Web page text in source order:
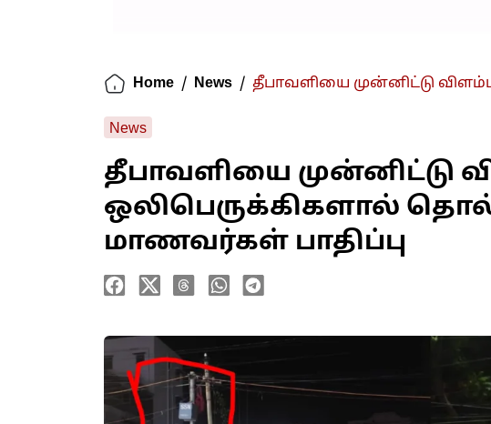
Home / News / தீபாவளியை முன்னிட்டு
News
தீபாவளியை முன்னிட்டு
ஒலிபெருக்கிகளால்
மாணவர்கள் பாதிப்பு